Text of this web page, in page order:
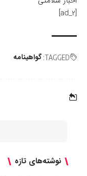
[ad_2]
TAGGED: گواهینامه
نوشته‌های تازه